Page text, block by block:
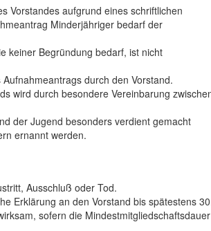
Vorstandes aufgrund eines schriftlichen
Minderjähriger bedarf der
keiner Begründung bedarf, ist nicht
durch den Vorstand.
wird durch besondere Vereinbarung
der Jugend besonders verdient gemacht
ernannt werden.
Ausschluß oder Tod.
Erklärung an den Vorstand bis spätestens
sofern die Mindestmitgliedschaftsdauer